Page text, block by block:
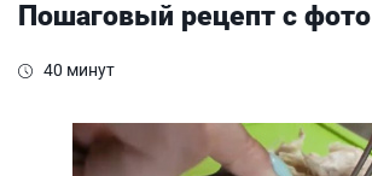
Пошаговый рецепт с фото
40 минут